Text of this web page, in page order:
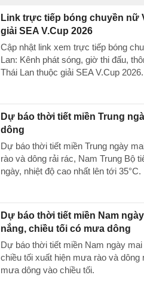
Link trực tiếp bóng chuyền nữ
giải SEA V.Cup 2026
Cập nhật link xem trực tiếp bóng
Lan: Kênh phát sóng, giờ thi đấu,
Thái Lan thuộc giải SEA V.Cup 2026.
Dự báo thời tiết miền Trung
dông
Dự báo thời tiết miền Trung ngày
rào và dông rải rác, Nam Trung Bộ
ngày, nhiệt độ cao nhất lên tới 35°C.
Dự báo thời tiết miền Nam
nắng, chiều tối có mưa dông
Dự báo thời tiết miền Nam ngày
chiều tối xuất hiện mưa rào và dông
mưa dông vào chiều tối.